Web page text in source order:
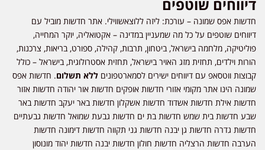
דיווחים שוטפים
חדשות אפס שמונה – עורכת: ליזה ללוצאשווילי. אתר חדשות מוביל עם
דיווחים שוטפים על כל מה שמעניין במדינה – אקטואליה, יוקר המחייה,
פוליטיקה, מלחמה בישראל, ביטחון, תרבות, קהילה, ספורט, בריאות, צרכנות,
הורות וילדים, תחזית מזג האויר בישראל, תחזית אסטרולוגית, בישראל – כולל
קבוצות ווטסאפ עם דיווחים ישירים לסמארטפונים ללא תשלום. חדשות אפס
שמונה הינו אתר מקומי אזורי חדשות אופקים חדשות אור יהודה חדשות אזור
חדשות אילת חדשות אשדוד חדשות אשקלון חדשות באר יעקב חדשות באר
שבע חדשות בית שמש חדשות בת ים חדשות גבעת שמואל חדשות גבעתיים
חדשות גדרה חדשות גן יבנה חדשות גני תקווה חדשות דימונה חדשות
הערבה חדשות הרצליה חדשות חולון חדשות יבנה חדשות יהוד מונוסון